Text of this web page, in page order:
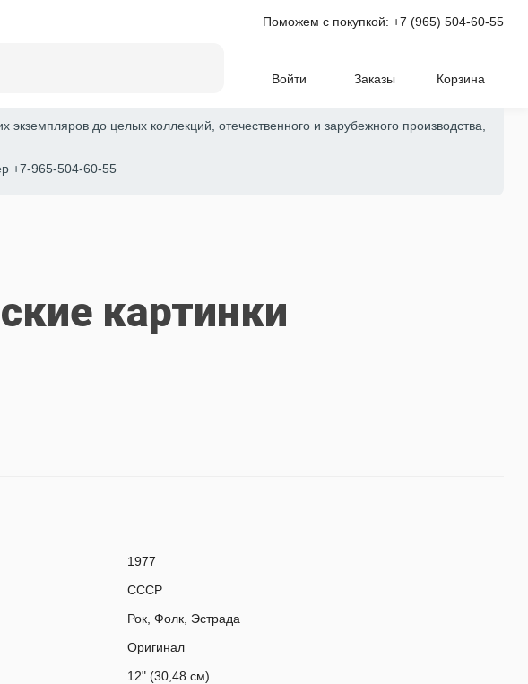
Поможем с покупкой:+7 (965) 504-60-55
Войти Заказы Корзина
до целых коллекций, отечественного и зарубежного производства,
+7-965-504-60-55
картинки
1977
СССР
Рок, Фолк, Эстрада
Оригинал
12" (30,48 см)